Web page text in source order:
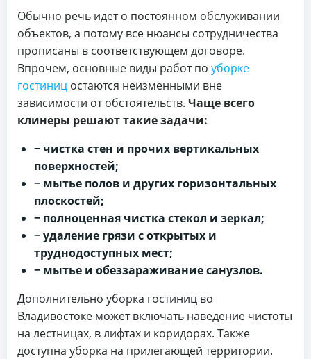
Обычно речь идет о постоянном обслуживании
объектов, а потому все нюансы сотрудничества
прописаны в соответствующем договоре.
Впрочем, основные виды работ по уборке
гостиниц остаются неизменными вне
зависимости от обстоятельств. Чаще всего
клинеры решают такие задачи:
− чистка стен и прочих вертикальных
поверхностей;
− мытье полов и других горизонтальных
плоскостей;
− полноценная чистка стекол и зеркал;
− удаление грязи с открытых и
труднодоступных мест;
− мытье и обеззараживание санузлов.
Дополнительно уборка гостиниц во
Владивостоке может включать наведение чистоты
на лестницах, в лифтах и коридорах. Также
доступна уборка на прилегающей территории.